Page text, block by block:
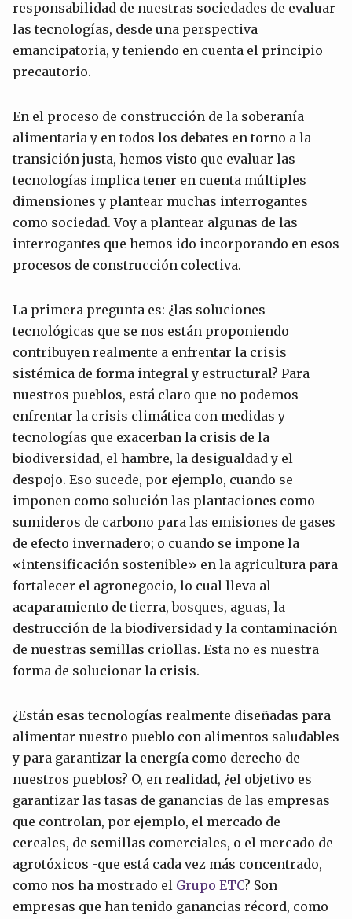
responsabilidad de nuestras sociedades de evaluar
las tecnologías, desde una perspectiva
emancipatoria, y teniendo en cuenta el principio
precautorio.
En el proceso de construcción de la soberanía
alimentaria y en todos los debates en torno a la
transición justa, hemos visto que evaluar las
tecnologías implica tener en cuenta múltiples
dimensiones y plantear muchas interrogantes
como sociedad. Voy a plantear algunas de las
interrogantes que hemos ido incorporando en esos
procesos de construcción colectiva.
La primera pregunta es: ¿las soluciones
tecnológicas que se nos están proponiendo
contribuyen realmente a enfrentar la crisis
sistémica de forma integral y estructural? Para
nuestros pueblos, está claro que no podemos
enfrentar la crisis climática con medidas y
tecnologías que exacerban la crisis de la
biodiversidad, el hambre, la desigualdad y el
despojo. Eso sucede, por ejemplo, cuando se
imponen como solución las plantaciones como
sumideros de carbono para las emisiones de gases
de efecto invernadero; o cuando se impone la
«intensificación sostenible» en la agricultura para
fortalecer el agronegocio, lo cual lleva al
acaparamiento de tierra, bosques, aguas, la
destrucción de la biodiversidad y la contaminación
de nuestras semillas criollas. Esta no es nuestra
forma de solucionar la crisis.
¿Están esas tecnologías realmente diseñadas para
alimentar nuestro pueblo con alimentos saludables
y para garantizar la energía como derecho de
nuestros pueblos? O, en realidad, ¿el objetivo es
garantizar las tasas de ganancias de las empresas
que controlan, por ejemplo, el mercado de
cereales, de semillas comerciales, o el mercado de
agrotóxicos -que está cada vez más concentrado,
como nos ha mostrado el Grupo ETC? Son
empresas que han tenido ganancias récord, como